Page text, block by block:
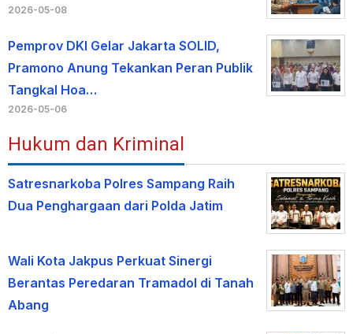
2026-05-08
Pemprov DKI Gelar Jakarta SOLID,
Pramono Anung Tekankan Peran Publik
Tangkal Hoa…
2026-05-06
Hukum dan Kriminal
Satresnarkoba Polres Sampang Raih
Dua Penghargaan dari Polda Jatim
Wali Kota Jakpus Perkuat Sinergi
Berantas Peredaran Tramadol di Tanah
Abang